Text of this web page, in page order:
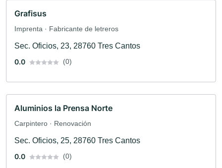
Grafisus
Imprenta · Fabricante de letreros
Sec. Oficios, 23, 28760 Tres Cantos
0.0
(0)
Aluminios la Prensa Norte
Carpintero · Renovación
Sec. Oficios, 25, 28760 Tres Cantos
0.0
(0)